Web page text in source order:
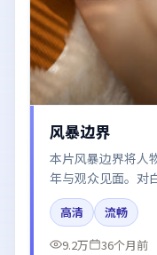
风暴边界
本片风暴边界将人
年与观众见面。对
一龙、杨幂的台词
与冷色调摄影。
高清
流畅
9.2万
36个月前